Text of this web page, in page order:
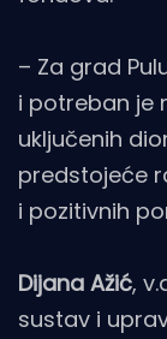
– Za grad
i potreban je
uključenih
predstojeće
i pozitivnih
Dijana Ažić,
sustav i